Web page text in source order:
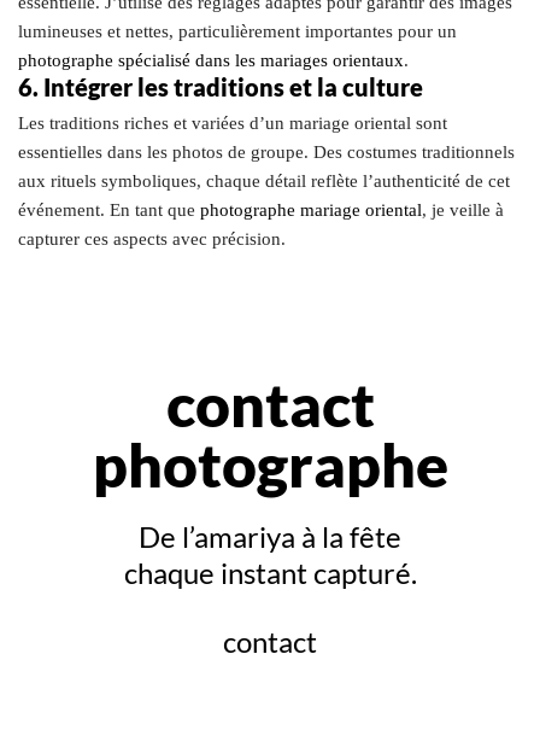
lumineuses et nettes, particulièrement importantes pour un
photographe spécialisé dans les mariages orientaux.
6. Intégrer les traditions et la culture
Les traditions riches et variées d’un mariage oriental sont
essentielles dans les photos de groupe. Des costumes traditionnels
aux rituels symboliques, chaque détail reflète l’authenticité de cet
événement. En tant que photographe mariage oriental, je veille à
capturer ces aspects avec précision.
contact
photographe
De l’amariya à la fête
chaque instant capturé.
contact